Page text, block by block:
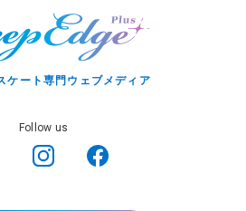
ケート専門ウェブメディア
Follow us